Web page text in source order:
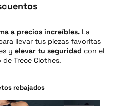
a precios increíbles.La
llevar tus piezas favoritas
y elevar tu seguridad con el
Trece Clothes.
rebajados